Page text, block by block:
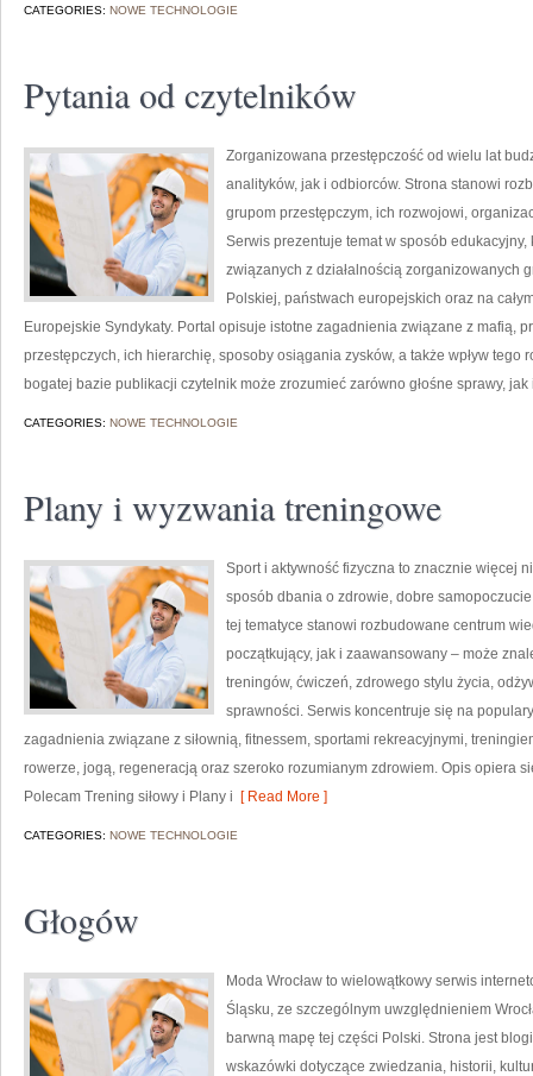
CATEGORIES: NOWE TECHNOLOGIE
Pytania od czytelników
Zorganizowana przestępczość od wielu lat
analityków, jak i odbiorców. Strona stanowi
grupom przestępczym, ich rozwojowi,
Serwis prezentuje temat w sposób
związanych z działalnością zorganizowanych
Polskiej, państwach europejskich oraz na
Europejskie Syndykaty. Portal opisuje istotne zagadnienia związane z mafią,
przestępczych, ich hierarchię, sposoby osiągania zysków, a także wpływ tego
bogatej bazie publikacji czytelnik może zrozumieć zarówno głośne sprawy, jak
CATEGORIES: NOWE TECHNOLOGIE
Plany i wyzwania treningowe
Sport i aktywność fizyczna to znacznie więcej
sposób dbania o zdrowie, dobre
tej tematyce stanowi rozbudowane centrum
początkujący, jak i zaawansowany – może
treningów, ćwiczeń, zdrowego stylu życia,
sprawności. Serwis koncentruje się na
zagadnienia związane z siłownią, fitnessem, sportami rekreacyjnymi,
rowerze, jogą, regeneracją oraz szeroko rozumianym zdrowiem. Opis opiera
Polecam Trening siłowy i Plany i [ Read More ]
CATEGORIES: NOWE TECHNOLOGIE
Głogów
Moda Wrocław to wielowątkowy serwis
Śląsku, ze szczególnym uwzględnieniem
barwną mapę tej części Polski. Strona jest
wskazówki dotyczące zwiedzania, historii,